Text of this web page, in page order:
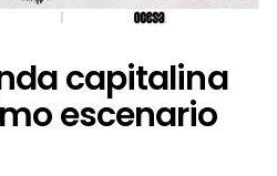
capitalina
escenario